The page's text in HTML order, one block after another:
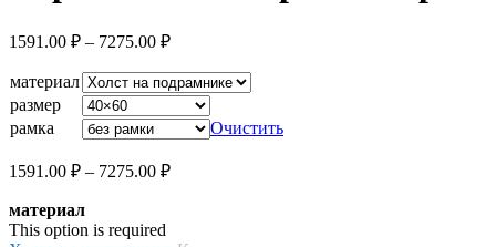
1591.00 ₽ – 7275.00 ₽Диапазон
1591.00 ₽
–
7275.00 ₽
материал
размер
рамка
Очистить
1591.00 ₽ – 7275.00 ₽Диапазон
материал
This option is required